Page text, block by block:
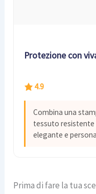
Protezione con
4.9
Combina una
tessuto resistente
elegante e
Prima di fare la tua